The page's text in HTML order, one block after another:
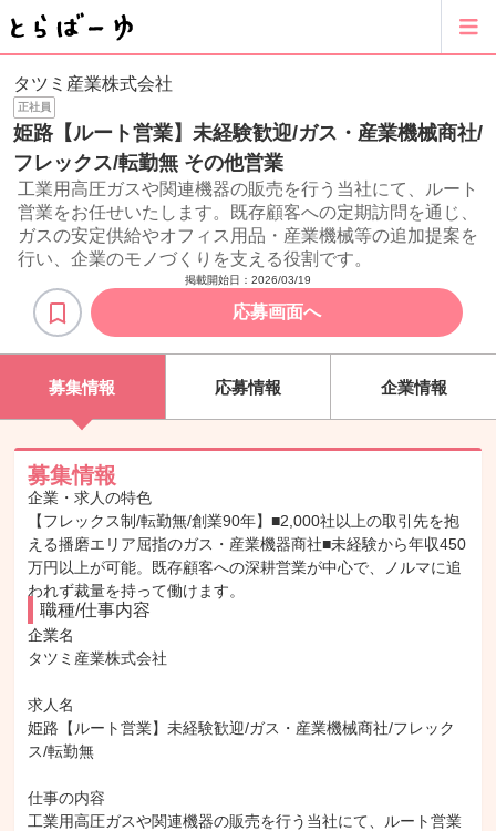
タツミ産業株式会社
正社員
姫路【ルート営業】未経験歓迎/ガス・産業機械商社/
フレックス/転勤無 その他営業
工業用高圧ガスや関連機器の販売を行う当社にて、ルート
営業をお任せいたします。既存顧客への定期訪問を通じ、
ガスの安定供給やオフィス用品・産業機械等の追加提案を
行い、企業のモノづくりを支える役割です。
掲載開始日： 2026/03/19
応募画面へ
募集情報 応募情報 企業情報
募集情報
企業・求人の特色
【フレックス制/転勤無/創業90年】■2,000社以上の取引先を抱
える播磨エリア屈指のガス・産業機器商社■未経験から年収450
万円以上が可能。既存顧客への深耕営業が中心で、ノルマに追
われず裁量を持って働けます。
職種/仕事内容
企業名
タツミ産業株式会社
求人名
姫路【ルート営業】未経験歓迎/ガス・産業機械商社/フレック
ス/転勤無
仕事の内容
工業用高圧ガスや関連機器の販売を行う当社にて、ルート営業